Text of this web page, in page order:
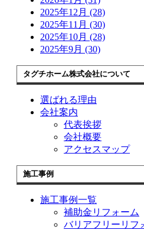
2025年12月 (28)
2025年11月 (30)
2025年10月 (28)
2025年9月 (30)
タグチホーム株式会社について
選ばれる理由
会社案内
代表挨拶
会社概要
アクセスマップ
施工事例
施工事例一覧
補助金リフォーム
バリアフリーリフ